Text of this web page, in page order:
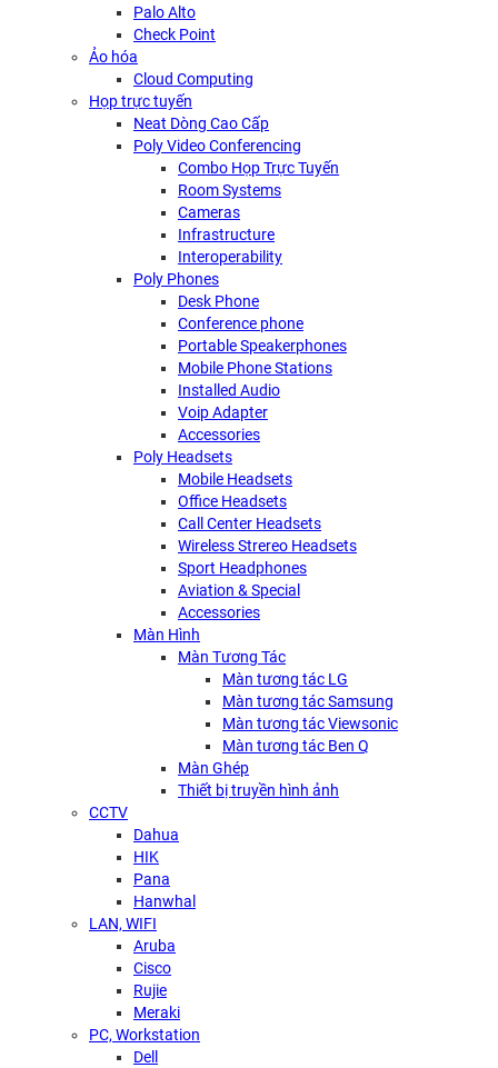
Palo Alto
Check Point
Ảo hóa
Cloud Computing
Họp trực tuyến
Neat Dòng Cao Cấp
Poly Video Conferencing
Combo Họp Trực Tuyến
Room Systems
Cameras
Infrastructure
Interoperability
Poly Phones
Desk Phone
Conference phone
Portable Speakerphones
Mobile Phone Stations
Installed Audio
Voip Adapter
Accessories
Poly Headsets
Mobile Headsets
Office Headsets
Call Center Headsets
Wireless Strereo Headsets
Sport Headphones
Aviation & Special
Accessories
Màn Hình
Màn Tương Tác
Màn tương tác LG
Màn tương tác Samsung
Màn tương tác Viewsonic
Màn tương tác Ben Q
Màn Ghép
Thiết bị truyền hình ảnh
CCTV
Dahua
HIK
Pana
Hanwhal
LAN, WIFI
Aruba
Cisco
Rujie
Meraki
PC, Workstation
Dell